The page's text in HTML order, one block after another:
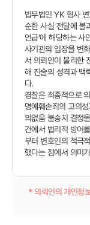
법무법인 YK 형사
순한 사실 전달에 불
언급’에 해당하는
사기관의 입장을 변
서 의뢰인이 불리한
해 진술의 성격과 맥
다.
경찰은 최종적으로
명예훼손죄의 고의
의없음 불송치 결정
건에서 법리적 방어
부터 변호인의 적극
했다는 점에서 의미
* 의뢰인의 개인정